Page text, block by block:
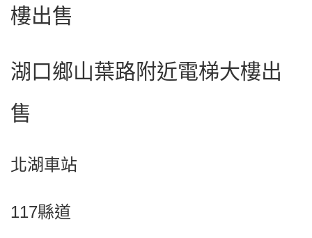
樓出售
湖口鄉山葉路附近電梯大樓出
售
北湖車站
117縣道